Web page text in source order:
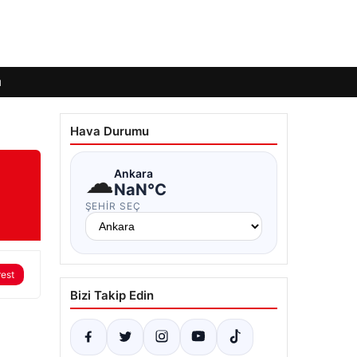
Hava Durumu
☁Ankara
NaN°C
ŞEHIR SEÇ
Bizi Takip Edin